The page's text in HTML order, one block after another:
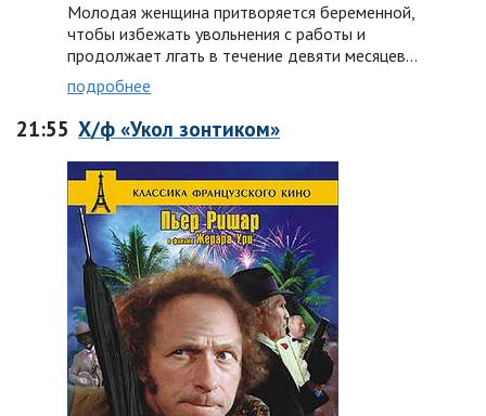
Молодая женщина притворяется беременной,
чтобы избежать увольнения с работы и
продолжает лгать в течение девяти месяцев…
подробнее
21:55 Х/ф «Укол зонтиком»